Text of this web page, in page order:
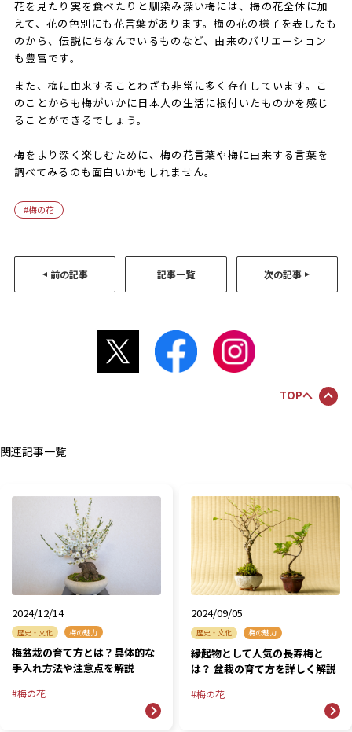
花を見たり実を食べたりと馴染み深い梅には、梅の花全体に加
えて、花の色別にも花言葉があります。梅の花の様子を表したも
のから、伝説にちなんでいるものなど、由来のバリエーション
も豊富です。
また、梅に由来することわざも非常に多く存在しています。こ
のことからも梅がいかに日本人の生活に根付いたものかを感じ
ることができるでしょう。
梅をより深く楽しむために、梅の花言葉や梅に由来する言葉を
調べてみるのも面白いかもしれません。
梅の花
前の記事 記事一覧 次の記事
TOPへ
関連記事一覧
2024/12/14
歴史・文化 梅の魅力
梅盆栽の育て方とは？具体的な
手入れ方法や注意点を解説
梅の花
2024/09/05
歴史・文化 梅の魅力
縁起物として人気の長寿梅と
は？ 盆栽の育て方を詳しく解説
梅の花